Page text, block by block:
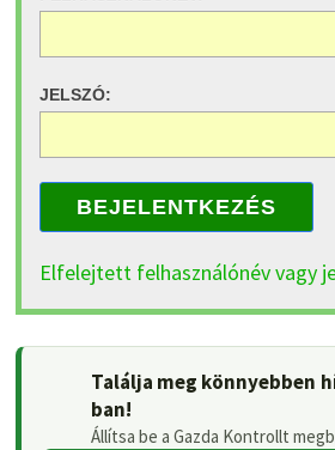
JELSZÓ:
BEJELENTKEZÉS
Elfelejtett felhasználónév vagy
Találja meg könnyebben
ban!
Állítsa be a Gazda Kontrollt